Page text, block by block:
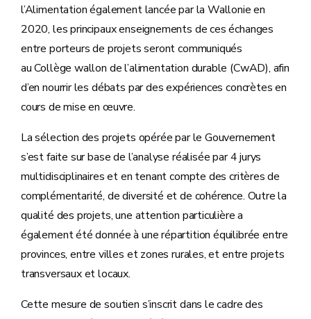
l’Alimentation également lancée par la Wallonie en
2020, les principaux enseignements de ces échanges
entre porteurs de projets seront communiqués
au Collège wallon de l’alimentation durable (CwAD), afin
d’en nourrir les débats par des expériences concrètes en
cours de mise en œuvre.
La sélection des projets opérée par le Gouvernement
s’est faite sur base de l’analyse réalisée par 4 jurys
multidisciplinaires et en tenant compte des critères de
complémentarité, de diversité et de cohérence. Outre la
qualité des projets, une attention particulière a
également été donnée à une répartition équilibrée entre
provinces, entre villes et zones rurales, et entre projets
transversaux et locaux.
Cette mesure de soutien s’inscrit dans le cadre des